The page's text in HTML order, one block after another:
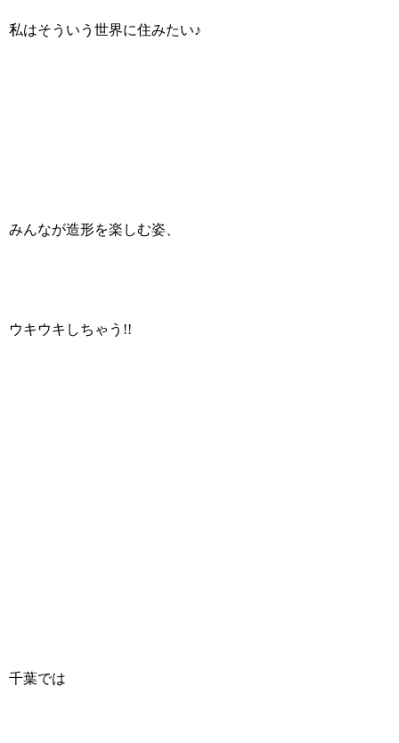
私はそういう世界に住みたい♪
みんなが造形を楽しむ姿、
ウキウキしちゃう!!
千葉では